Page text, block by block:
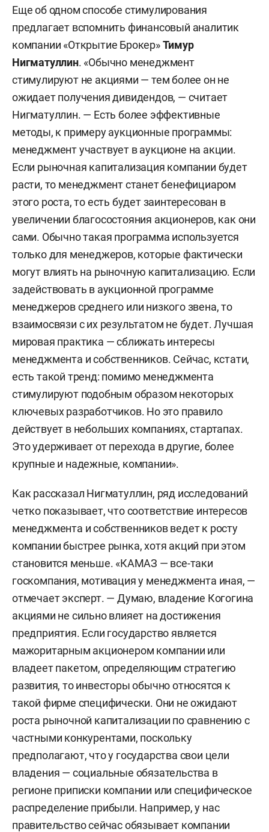
Еще об одном способе стимулирования
предлагает вспомнить финансовый аналитик
компании «Открытие Брокер»Тимур
Нигматуллин. «Обычно менеджмент
стимулируют не акциями — тем более он не
ожидает получения дивидендов, — считает
Нигматуллин. — Есть более эффективные
методы, к примеру аукционные программы:
менеджмент участвует в аукционе на акции.
Если рыночная капитализация компании будет
расти, то менеджмент станет бенефициаром
этого роста, то есть будет заинтересован в
увеличении благосостояния акционеров, как они
сами. Обычно такая программа используется
только для менеджеров, которые фактически
могут влиять на рыночную капитализацию. Если
задействовать в аукционной программе
менеджеров среднего или низкого звена, то
взаимосвязи с их результатом не будет. Лучшая
мировая практика — сближать интересы
менеджмента и собственников. Сейчас, кстати,
есть такой тренд: помимо менеджмента
стимулируют подобным образом некоторых
ключевых разработчиков. Но это правило
действует в небольших компаниях, стартапах.
Это удерживает от перехода в другие, более
крупные и надежные, компании».
Как рассказал Нигматуллин, ряд исследований
четко показывает, что соответствие интересов
менеджмента и собственников ведет к росту
компании быстрее рынка, хотя акций при этом
становится меньше. «КАМАЗ — все-таки
госкомпания, мотивация у менеджмента иная, —
отмечает эксперт. — Думаю, владение Когогина
акциями не сильно влияет на достижения
предприятия. Если государство является
мажоритарным акционером компании или
владеет пакетом, определяющим стратегию
развития, то инвесторы обычно относятся к
такой фирме специфически. Они не ожидают
роста рыночной капитализации по сравнению с
частными конкурентами, поскольку
предполагают, что у государства свои цели
владения — социальные обязательства в
регионе приписки компании или специфическое
распределение прибыли. Например, у нас
правительство сейчас обязывает компании